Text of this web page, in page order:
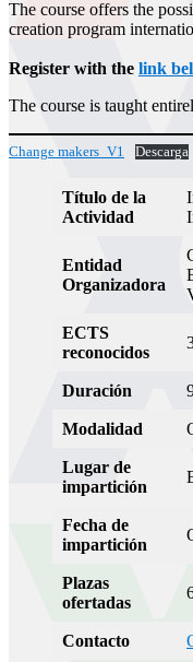
The course offers the
creation program
Register with the link
The course is taught
Change makers_V1 Descarga
Título de la
Actividad
Entidad
Organizadora
ECTS
reconocidos
Duración
Modalidad
Lugar de
impartición
Fecha de
impartición
Plazas
ofertadas
Contacto